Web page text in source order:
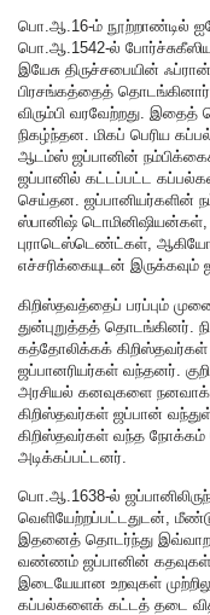
பொ.ஆ.16-ம் நூற்றாண்டில்
பொ.ஆ.1542-ல்
இயேசு திருச்சபையின்
பிரசங்கத்தைத்
விரும்பி வரவேற்றது.
நிகழ்ந்தன. மிகப் பெரிய
ஆடம்ஸ் ஜப்பானின்
ஜப்பானில் கட்டப்பட்ட
செய்தன. ஜப்பானியர்களின்
ஸ்பானிஷ் டொமினிஷியன்கள்,
புராடெஸ்டெண்ட்கள், ஆகியோர்
எச்சரிக்கையுடன்
கிறிஸ்தவத்தைப் பரப்பும்
துன்புறுத்தத் தொடங்கினர்.
கத்தோலிக்கக் கிறிஸ்தவர்கள்
ஜப்பானரியர்கள் வந்தனர்.
அரசியல் கனவுகளை
கிறிஸ்தவர்கள் ஜப்பான்
கிறிஸ்தவர்கள் வந்த நோக்கம்
அடிக்கப்பட்டனர்.
பொ.ஆ.1638-ல்
வெளியேற்றப்பட்டதுடன்,
இதனைத் தொடர்ந்து
வண்ணம் ஜப்பானின் கதவுகள்
இடையேயான உறவுகள்
கப்பல்களைக் கட்டத் தடை